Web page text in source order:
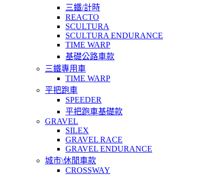
三鐵/計時
REACTO
SCULTURA
SCULTURA ENDURANCE
TIME WARP
基礎公路車款
三鐵專用車
TIME WARP
平把跑車
SPEEDER
平把跑車基礎款
GRAVEL
SILEX
GRAVEL RACE
GRAVEL ENDURANCE
城市\休閒車款
CROSSWAY